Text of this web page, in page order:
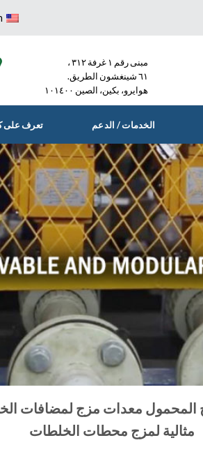
مبنى رقم ١ غرفة ٣١٢ ،
٦١ شينغشون الطريق.
هوايرو، بكين، الصين ١٠١٤٠٠
الخدمات / الدعم تعرف على
المحمول معدات مزج لمضافات
مثالية لمزج محطات الخلطات